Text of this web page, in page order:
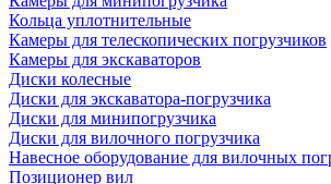
Кольца уплотнительные
Камеры для телескопических погрузчиков
Камеры для экскаваторов
Диски колесные
Диски для экскаватора-погрузчика
Диски для минипогрузчика
Диски для вилочного погрузчика
Навесное оборудование для вилочных
Позиционер вил